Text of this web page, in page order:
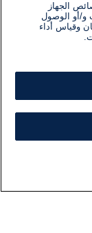
الجهاز
و/أو الوصول
وقياس أداء